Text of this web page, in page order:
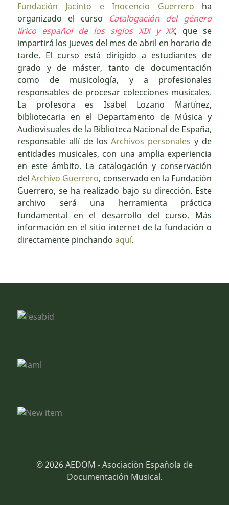
Fundación Jacinto e Inocencio Guerrero ha
organizado el curso Catalogación del género
lírico español de los siglos XIX y XX, que se
impartirá los jueves del mes de abril en horario de
tarde. El curso está dirigido a estudiantes de
grado y de máster, tanto de documentación
como de musicología, y a profesionales
responsables de procesar colecciones musicales.
La profesora es Isabel Lozano Martínez,
bibliotecaria en el Departamento de Música y
Audiovisuales de la Biblioteca Nacional de España,
responsable allí de losArchivos personales y de
entidades musicales, con una amplia experiencia
en este ámbito. La catalogación y conservación
delArchivo Guerrero, conservado en la Fundación
Guerrero, se ha realizado bajo su dirección. Este
archivo será una herramienta práctica
fundamental en el desarrollo del curso. Más
información en el sitio internet de la fundación o
directamente pinchando aquí.
© 2026 AEDOM - Asociación Española de
Documentación Musical.